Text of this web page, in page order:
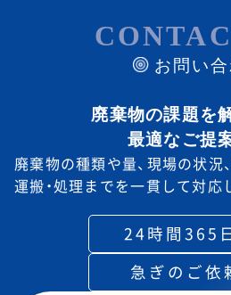
お問い
廃棄物の課題を
最適なご提
廃棄物の種類や量、現場の状況
運搬・処理までを一貫して対応
24時間365
急ぎのご依